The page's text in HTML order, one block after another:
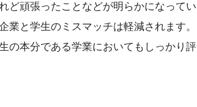
ど頑張ったことなどが明らかになってい
と学生のミスマッチは軽減されます。
の本分である学業においてもしっかり評